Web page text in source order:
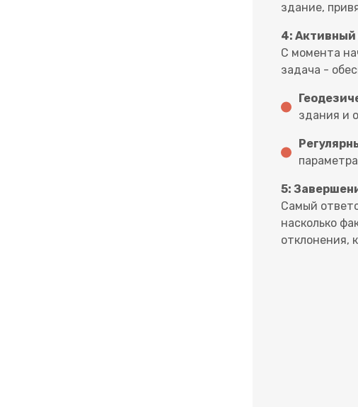
здание,
4: Активный
С момента
задача -
здания и
5:
Самый
насколько
отклонения,